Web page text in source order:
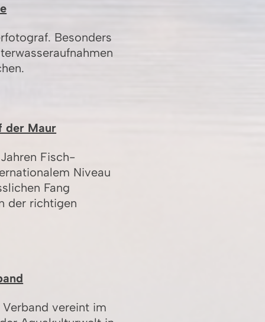
Besonders
der Maur
Fisch-
Niveau
Fang
der richtigen
vereint im